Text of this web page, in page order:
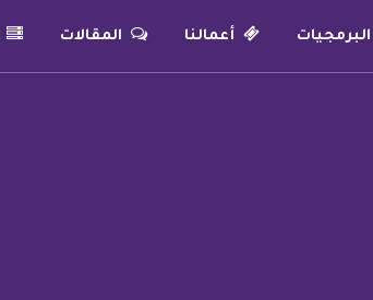
البرمجيات أعمالنا المقالات